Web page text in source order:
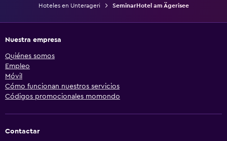
Hoteles en Unterageri
SeminarHotel am Ägerisee
Nuestra empresa
Quiénes somos
Empleo
Móvil
Cómo funcionan nuestros servicios
Códigos promocionales momondo
Contactar